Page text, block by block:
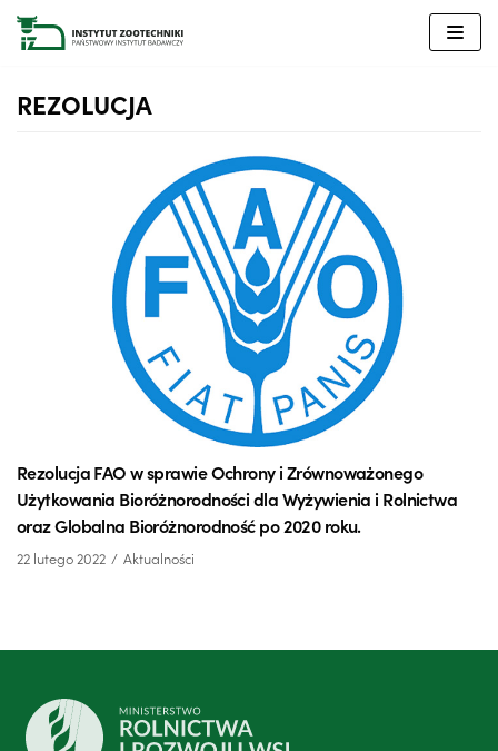
Przejdź
do
REZOLUCJA
Rezolucja FAO w sprawie Ochrony i Zrównoważonego
Użytkowania Bioróżnorodności dla Wyżywienia i Rolnictwa
oraz Globalna Bioróżnorodność po 2020 roku.
22 lutego 2022 Aktualności